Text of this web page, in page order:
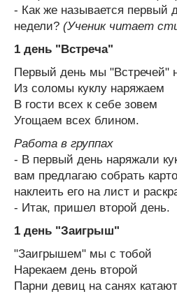
- Как же называется первый
недели? (Ученик читает
1 день "Встреча"
Первый день мы "Встречей"
Из соломы куклу наряжаем
В гости всех к себе зовем
Угощаем всех блином.
Работа в группах
- В первый день наряжали
вам предлагаю собрать
наклеить его на лист и
- Итак, пришел второй день.
1 день "Заигрыш"
"Заигрышем" мы с тобой
Нарекаем день второй
Парни девиц на санях катают